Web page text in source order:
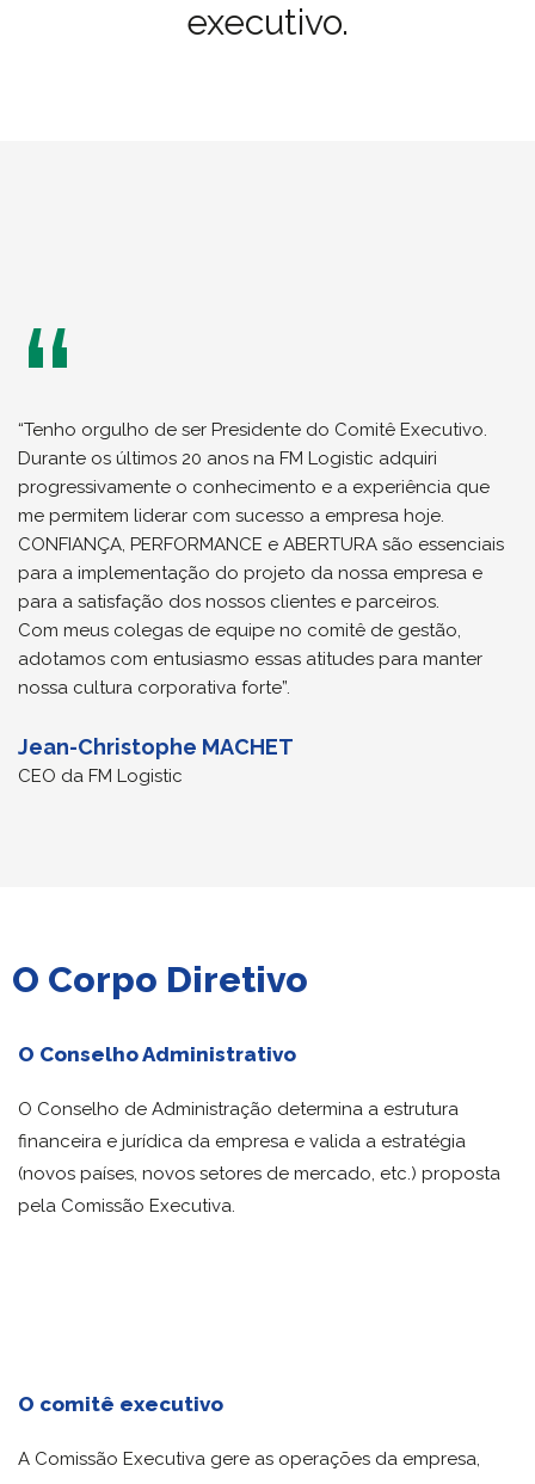
executivo.
“Tenho orgulho de ser Presidente do Comitê Executivo.
Durante os últimos 20 anos na FM Logistic adquiri
progressivamente o conhecimento e a experiência que
me permitem liderar com sucesso a empresa hoje.
CONFIANÇA, PERFORMANCE e ABERTURA são essenciais
para a implementação do projeto da nossa empresa e
para a satisfação dos nossos clientes e parceiros.
Com meus colegas de equipe no comitê de gestão,
adotamos com entusiasmo essas atitudes para manter
nossa cultura corporativa forte”.
Jean-Christophe MACHET
CEO da FM Logistic
O Corpo Diretivo
O Conselho Administrativo
O Conselho de Administração determina a estrutura
financeira e jurídica da empresa e valida a estratégia
(novos países, novos setores de mercado, etc.) proposta
pela Comissão Executiva.
O comitê executivo
A Comissão Executiva gere as operações da empresa,